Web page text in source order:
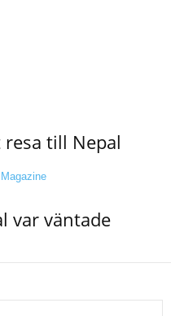
till Nepal
var väntade